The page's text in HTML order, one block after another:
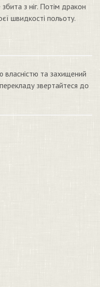
з ніг. Потім дракон
швидкості польоту.
власністю та захищений
звертайтеся до